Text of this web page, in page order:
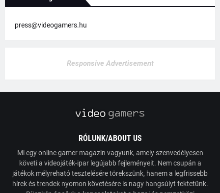
press@videogamers.hu
Responsive Advertisement
RÓLUNK/ABOUT US
Mi egy online gamer magazin vagyunk, amely szenvedélyesen
követi a videojáték-ipar legújabb fejleményeit. Nem csupán a
játékok mélyreható tesztelésére törekszünk, hanem a legfrissebb
hírek és trendek nyomon követésére is nagy hangsúlyt fektetünk.